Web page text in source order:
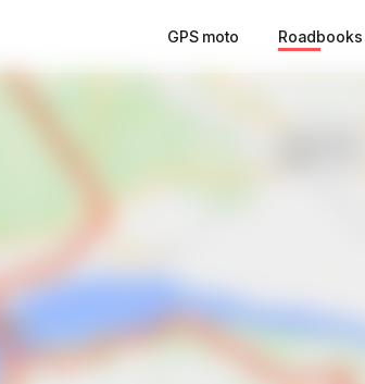
GPS moto Roadbooks